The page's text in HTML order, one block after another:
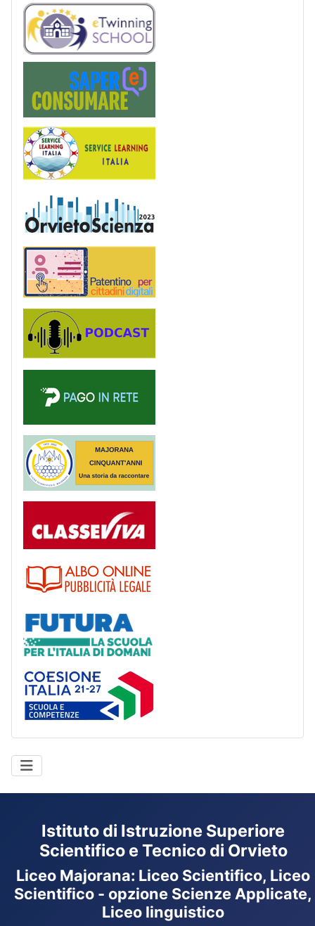
eTwinning
Service Learning
Podcast
PagoinRete
Istituto di Istruzione Superiore
Scientifico e Tecnico di Orvieto
Liceo Majorana: Liceo Scientifico, Liceo
Scientifico - opzione Scienze Applicate,
Liceo linguistico